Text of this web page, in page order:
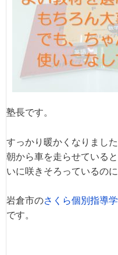
塾長です。
すっかり暖かくなりました
朝から車を走らせている
いに咲きそろっているの
岩倉市のさくら個別指導
です。